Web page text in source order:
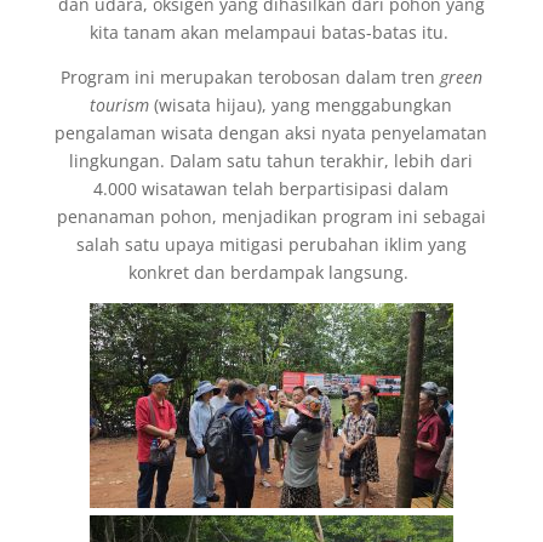
kita tanam akan melampaui batas-batas itu.
Program ini merupakan terobosan dalam tren green
tourism(wisata hijau), yang menggabungkan
pengalaman wisata dengan aksi nyata penyelamatan
lingkungan. Dalam satu tahun terakhir, lebih dari
4.000 wisatawan telah berpartisipasi dalam
penanaman pohon, menjadikan program ini sebagai
salah satu upaya mitigasi perubahan iklim yang
konkret dan berdampak langsung.